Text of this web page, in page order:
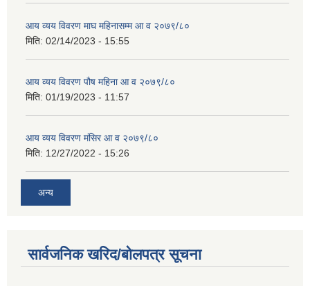
आय व्यय विवरण माघ महिनासम्म आ व २०७९/८०
मिति: 02/14/2023 - 15:55
आय व्यय विवरण पौष महिना आ व २०७९/८०
मिति: 01/19/2023 - 11:57
आय व्यय विवरण मंसिर आ व २०७९/८०
मिति: 12/27/2022 - 15:26
अन्य
सार्वजनिक खरिद/बोलपत्र सूचना